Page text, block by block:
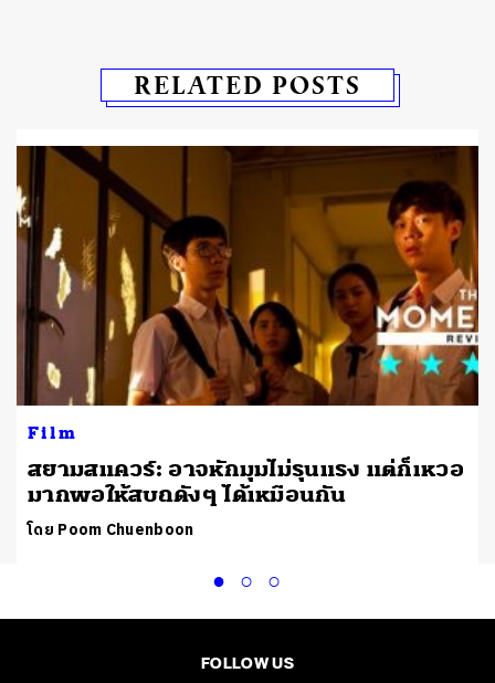
RELATED POSTS
Film
สยามสแควร์: อาจหักมุมไม่รุนแรง แต่ก็เหวอ
มากพอให้สบถดังๆ ได้เหมือนกัน
โดย Poom Chuenboon
FOLLOW US